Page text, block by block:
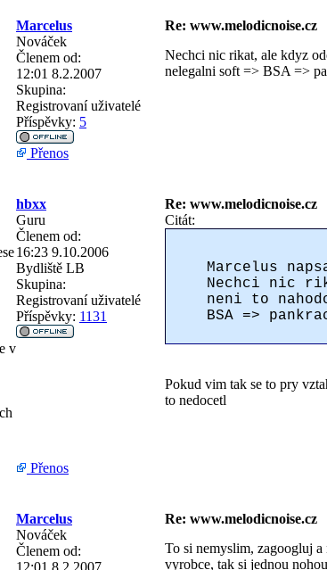
v
Marcelus Re: www.melodicnoise.cz
Nováček
Členem od:
12:01 8.2.2007
Skupina:
Registrovaní uživatelé
Příspěvky: 5
Nechci nic rikat, ale kdyz
nelegalni soft => BSA =>
Přenos
hbxx Re: www.melodicnoise.cz
Guru
Členem od:
16:23 9.10.2006
Bydliště LB
Skupina:
Registrovaní uživatelé
Příspěvky: 1131
Citát:
Marcelus
Nechci nic
neni to
BSA =>
Pokud vim tak se to pry
to nedocetl
Přenos
Marcelus Re: www.melodicnoise.cz
Nováček
Členem od:
12:01 8.2.2007
To si nemyslim, zagoogluj
vyrobce, tak si jednou